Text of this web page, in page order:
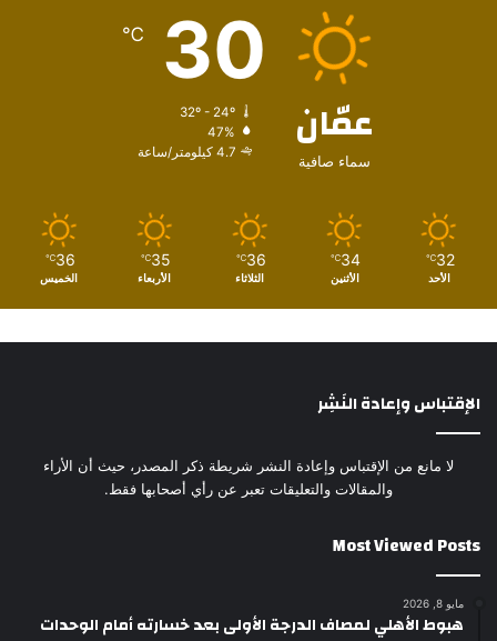
عمّان
سماء صافية
30
℃
32º - 24º
47%
4.7 كيلومتر/ساعة
32
℃
الأحد
34
℃
الأثنين
36
℃
الثلاثاء
35
℃
الأربعاء
36
℃
الخميس
الإقتباس وإعادة النَشِر
لا مانع من الإقتباس وإعادة النشر شريطة ذكر المصدر، حيث أن الأراء
والمقالات والتعليقات تعبر عن رأي أصحابها فقط.
Most Viewed Posts
مايو 8, 2026
هبوط الأهلي لمصاف الدرجة الأولى بعد خسارته أمام الوحدات